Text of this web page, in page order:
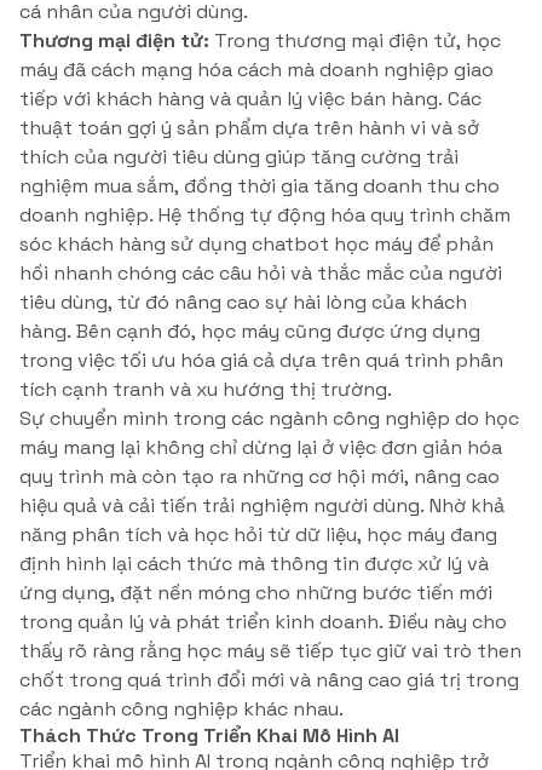
cá nhân của người dùng.
Thương mại điện tử: Trong thương mại điện tử, học
máy đã cách mạng hóa cách mà doanh nghiệp giao
tiếp với khách hàng và quản lý việc bán hàng. Các
thuật toán gợi ý sản phẩm dựa trên hành vi và sở
thích của người tiêu dùng giúp tăng cường trải
nghiệm mua sắm, đồng thời gia tăng doanh thu cho
doanh nghiệp. Hệ thống tự động hóa quy trình chăm
sóc khách hàng sử dụng chatbot học máy để phản
hồi nhanh chóng các câu hỏi và thắc mắc của người
tiêu dùng, từ đó nâng cao sự hài lòng của khách
hàng. Bên cạnh đó, học máy cũng được ứng dụng
trong việc tối ưu hóa giá cả dựa trên quá trình phân
tích cạnh tranh và xu hướng thị trường.
Sự chuyển mình trong các ngành công nghiệp do học
máy mang lại không chỉ dừng lại ở việc đơn giản hóa
quy trình mà còn tạo ra những cơ hội mới, nâng cao
hiệu quả và cải tiến trải nghiệm người dùng. Nhờ khả
năng phân tích và học hỏi từ dữ liệu, học máy đang
định hình lại cách thức mà thông tin được xử lý và
ứng dụng, đặt nền móng cho những bước tiến mới
trong quản lý và phát triển kinh doanh. Điều này cho
thấy rõ ràng rằng học máy sẽ tiếp tục giữ vai trò then
chốt trong quá trình đổi mới và nâng cao giá trị trong
các ngành công nghiệp khác nhau.
Thách Thức Trong Triển Khai Mô Hình AI
Triển khai mô hình AI trong ngành công nghiệp trở